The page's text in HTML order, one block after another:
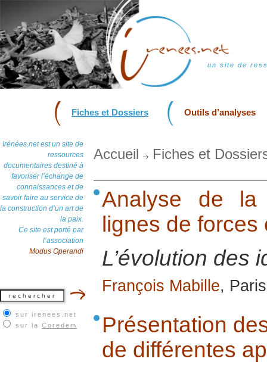
un site de
Fiches et Dossiers Outils d’analyses
Irénées.net est un site de
ressources
documentaires destiné à
favoriser l’échange de
connaissances et de
savoir faire au service de
la construction d’un art de
la paix.
Ce site est porté par
l’association
Modus Operandi
sur irenees.net
sur la Coredem
Accueil Fiches et
Analyse de
lignes de
L’évolution des
François Mabille,
Présentation
de différentes